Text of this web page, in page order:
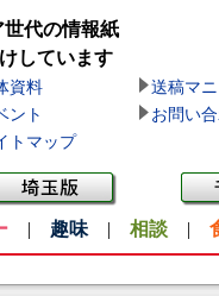
代の情報紙
しています
資料
送稿マ
ント
お問い
トマップ
| 趣味 | 相談 |